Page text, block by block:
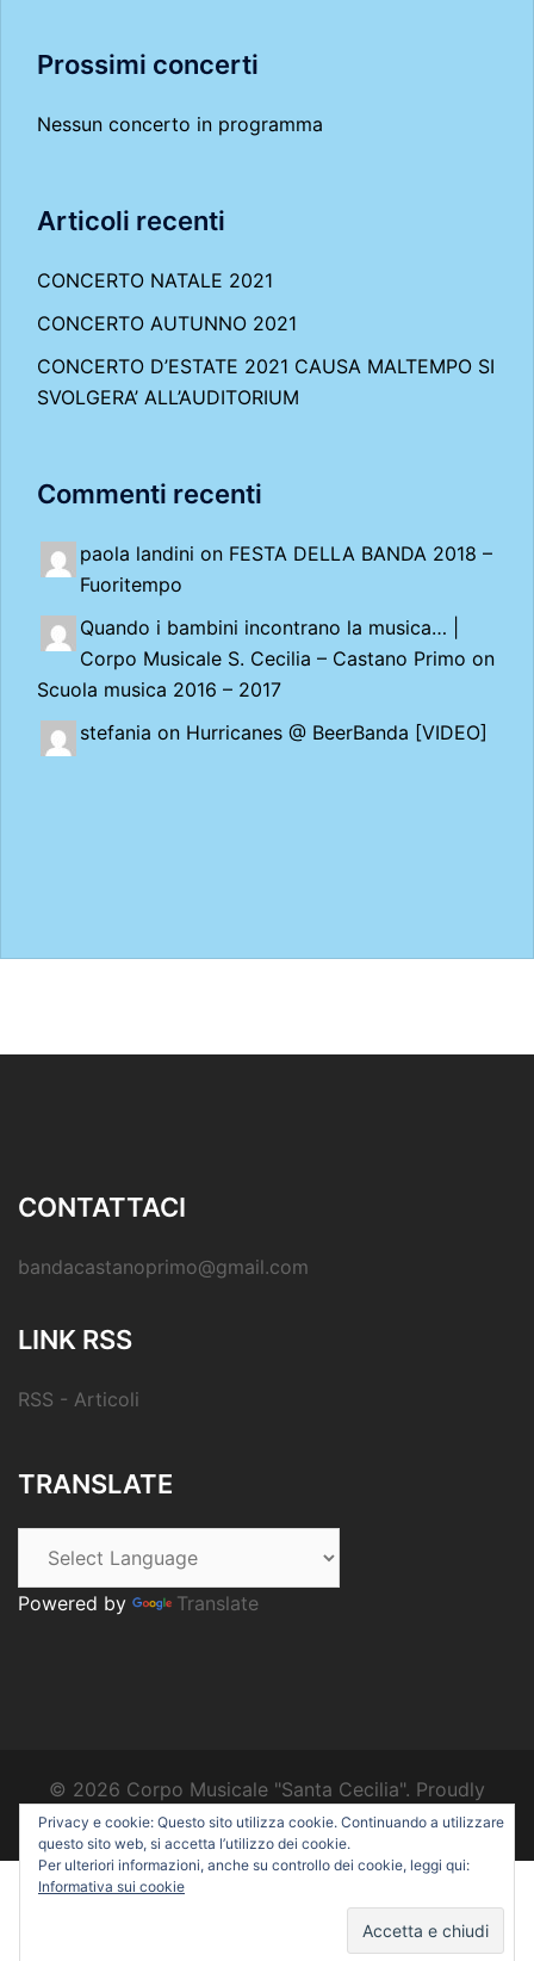
Prossimi concerti
Nessun concerto in programma
Articoli recenti
CONCERTO NATALE 2021
CONCERTO AUTUNNO 2021
CONCERTO D’ESTATE 2021 CAUSA MALTEMPO SI
SVOLGERA’ ALL’AUDITORIUM
Commenti recenti
paola landini on FESTA DELLA BANDA 2018 –
Fuoritempo
Quando i bambini incontrano la musica… |
Corpo Musicale S. Cecilia – Castano Primo on
Scuola musica 2016 – 2017
stefania on Hurricanes @ BeerBanda [VIDEO]
CONTATTACI
bandacastanoprimo@gmail.com
LINK RSS
RSS - Articoli
TRANSLATE
Powered by Translate
© 2026 Corpo Musicale "Santa Cecilia". Proudly
powered bySydney
Privacy e cookie: Questo sito utilizza cookie. Continuando a utilizzare
questo sito web, si accetta l’utilizzo dei cookie.
Per ulteriori informazioni, anche su controllo dei cookie, leggi qui:
Informativa sui cookie